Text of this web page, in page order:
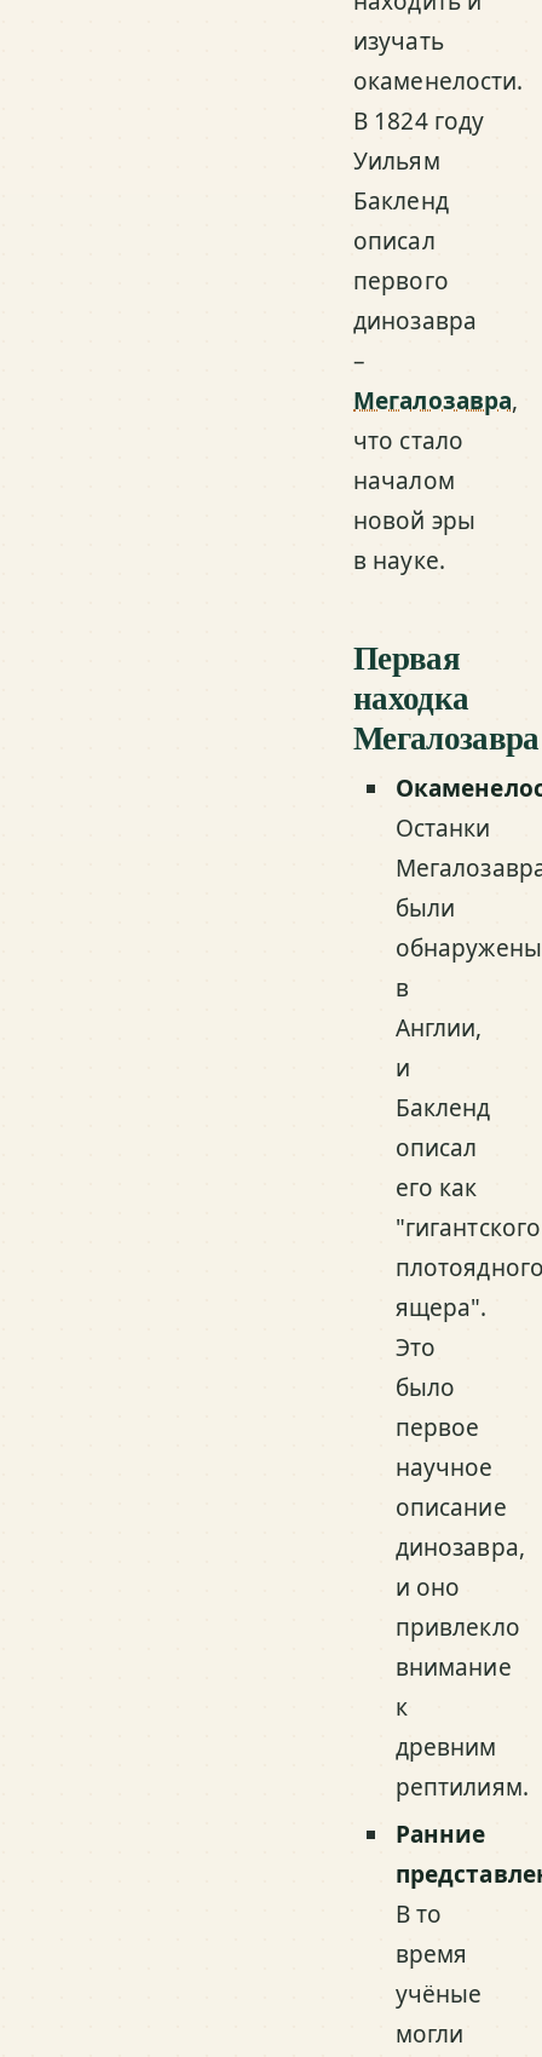
изучать
окаменелости.
В 1824 году
Уильям
Бакленд
описал
первого
динозавра
–
Мегалозавра,
что стало
началом
новой эры
в науке.
Первая
находка
Мегалозавра
Останки
были
обнаружены
в
Англии,
и
Бакленд
описал
его как
"гигантского
ящера".
Это
было
первое
научное
описание
динозавра,
и оно
привлекло
внимание
к
древним
рептилиям.
Ранние
В то
время
учёные
могли